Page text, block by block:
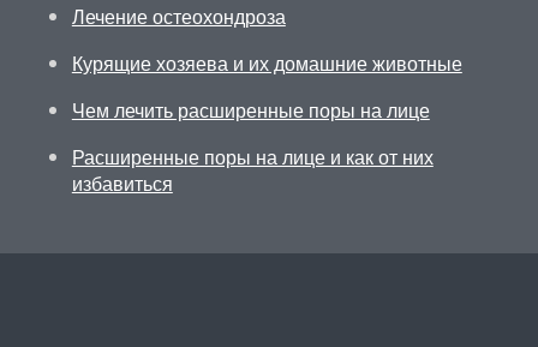
Лечение остеохондроза
Курящие хозяева и их домашние животные
Чем лечить расширенные поры на лице
Расширенные поры на лице и как от них
избавиться